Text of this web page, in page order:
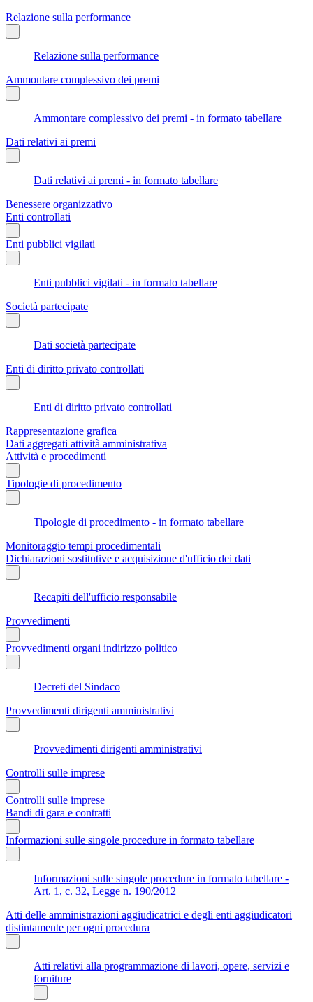
Relazione sulla performance
Relazione sulla performance
Ammontare complessivo dei premi
Ammontare complessivo dei premi - in formato tabellare
Dati relativi ai premi
Dati relativi ai premi - in formato tabellare
Benessere organizzativo
Enti controllati
Enti pubblici vigilati
Enti pubblici vigilati - in formato tabellare
Società partecipate
Dati società partecipate
Enti di diritto privato controllati
Enti di diritto privato controllati
Rappresentazione grafica
Dati aggregati attività amministrativa
Attività e procedimenti
Tipologie di procedimento
Tipologie di procedimento - in formato tabellare
Monitoraggio tempi procedimentali
Dichiarazioni sostitutive e acquisizione d'ufficio dei dati
Recapiti dell'ufficio responsabile
Provvedimenti
Provvedimenti organi indirizzo politico
Decreti del Sindaco
Provvedimenti dirigenti amministrativi
Provvedimenti dirigenti amministrativi
Controlli sulle imprese
Controlli sulle imprese
Bandi di gara e contratti
Informazioni sulle singole procedure in formato tabellare
Informazioni sulle singole procedure in formato tabellare -
Art. 1, c. 32, Legge n. 190/2012
Atti delle amministrazioni aggiudicatrici e degli enti aggiudicatori
distintamente per ogni procedura
Atti relativi alla programmazione di lavori, opere, servizi e
forniture